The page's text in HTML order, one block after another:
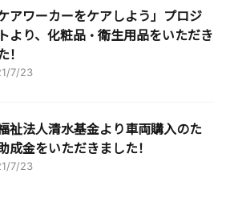
アワーカーをケアしよう」プロジ
より、化粧品・衛生用品をいただき
！
7/23
祉法人清水基金より車両購入のた
成金をいただきました！
7/23